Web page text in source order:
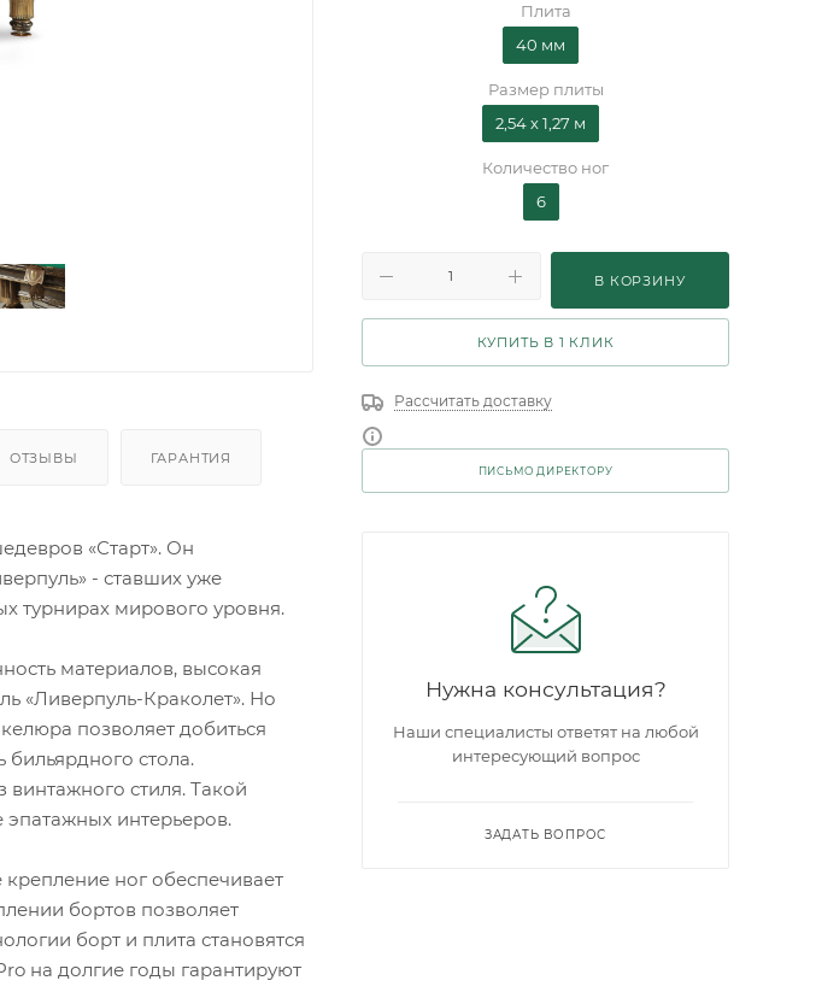
ОТЗЫВЫ ГАРАНТИЯ
«Старт». Он
- ставших уже
турнирах мирового уровня.
материалов, высокая
«Ливерпуль-Краколет». Но
позволяет добиться
стола.
стиля. Такой
интерьеров.
ног обеспечивает
бортов позволяет
борт и плита становятся
на долгие годы гарантируют
Плита
40 мм
Размер плиты
2,54 х 1,27 м
Количество ног
6
В КОРЗИНУ
КУПИТЬ В 1 КЛИК
Рассчитать доставку
ПИСЬМО ДИРЕКТОРУ
Нужна консультация?
Наши специалисты ответят на любой
интересующий вопрос
ЗАДАТЬ ВОПРОС